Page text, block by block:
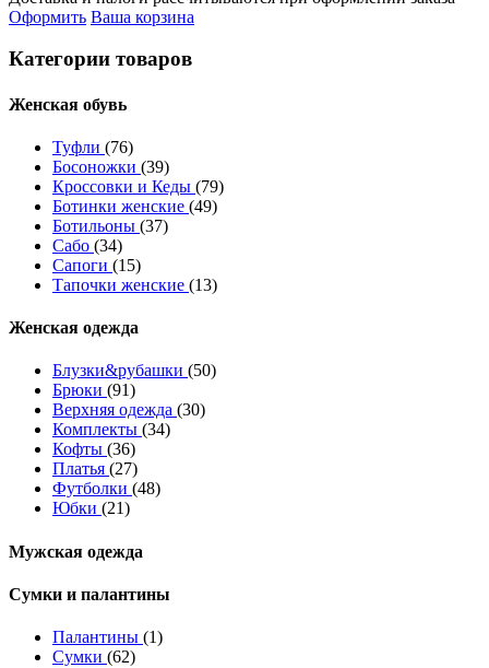
Оформить Ваша корзина
Категории товаров
Женcкая обувь
Туфли (76)
Босоножки (39)
Кроссовки и Кеды (79)
Ботинки женские (49)
Ботильоны (37)
Сабо (34)
Сапоги (15)
Тапочки женские (13)
Женская одежда
Блузки&рубашки (50)
Брюки (91)
Верхняя одежда (30)
Комплекты (34)
Кофты (36)
Платья (27)
Футболки (48)
Юбки (21)
Мужская одежда
Сумки и палантины
Палантины (1)
Сумки (62)